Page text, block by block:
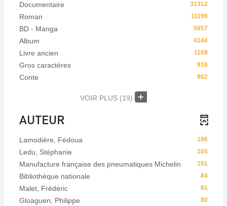
31312
Documentaire
11199
Roman
5657
BD - Manga
4144
Album
1169
Livre ancien
916
Gros caractères
802
Conte
VOIR PLUS (19)
AUTEUR
106
Lamodière, Fédoua
104
Ledu, Stéphanie
101
Manufacture française des pneumatiques Michelin
84
Bibliothèque nationale
81
Malet, Frédéric
80
Gloaguen, Philippe